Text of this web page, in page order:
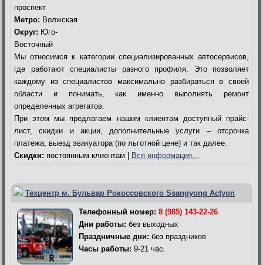
проспект
Метро: Волжская
Округ: Юго-
Восточный
Мы относимся к категории специализированных автосервисов,
где работают специалисты разного профиля. Это позволяет
каждому из специалистов максимально разбираться в своей
области и понимать, как именно выполнять ремонт
определенных агрегатов.
При этом мы предлагаем нашим клиентам доступный прайс-
лист, скидки и акции, дополнительные услуги – отсрочка
платежа, выезд эвакуатора (по льготной цене) и так далее.
Скидки: постоянным клиентам | Вся информация…
Техцентр м. Бульвар Рокоссовского Ssangyong Actyon
Телефонный номер: 8 (985) 143-22-26
Дни работы: без выходных
Праздничные дни: без праздников
Часы работы: 9-21 час.